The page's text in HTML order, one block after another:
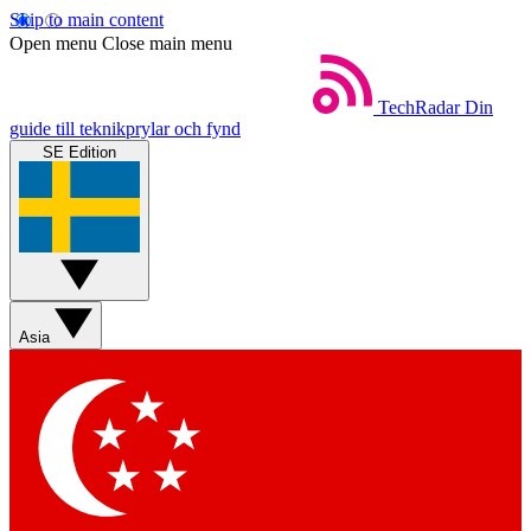
Skip to main content
Open menu Close main menu
TechRadar Din
guide till teknikprylar och fynd
SE Edition
Asia